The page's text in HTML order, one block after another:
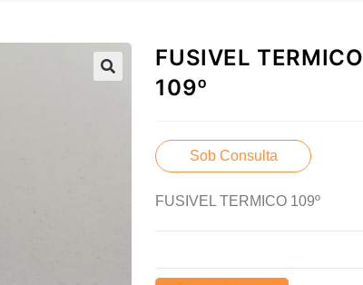
FUSIVEL TERMICO
109º
Sob Consulta
FUSIVEL TERMICO 109º